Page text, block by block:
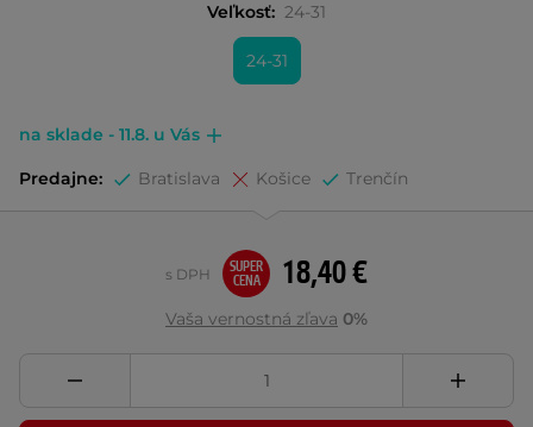
Veľkosť: 24-31
24-31
na sklade - 11.8. u Vás
Predajne: Bratislava Košice Trenčín
18,40 €
s DPH
SUPER
CENA
Vaša vernostná zľava 0%